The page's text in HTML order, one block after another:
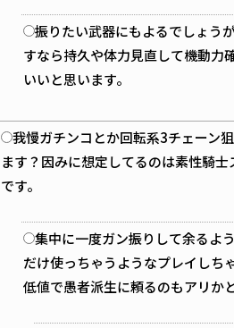
振りたい武器にもよるでしょう
すなら持久や体力見直して機動力
いいと思います。
我慢ガチンコとか回転系3チェーン
ます？因みに想定してるのは素性騎
です。
集中に一度ガン振りして余るよ
だけ使っちゃうようなプレイし
低値で愚者派生に頼るのもアリか